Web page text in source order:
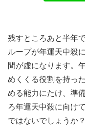
残すところあと半年
ループが年運天中殺
間が虚になります。
めくくる役割を持っ
める能力にたけ、準
ろ年運天中殺に向け
ではないでしょうか？